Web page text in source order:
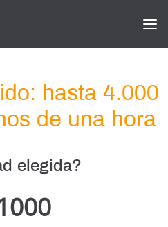
hasta 4.000
de una hora
elegida?